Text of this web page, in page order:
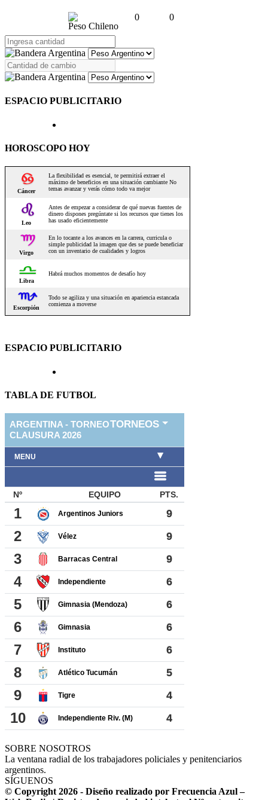
Peso Chileno
0 0
ESPACIO PUBLICITARIO
HOROSCOPO HOY
ESPACIO PUBLICITARIO
TABLA DE FUTBOL
SOBRE NOSOTROS
La ventana radial de los trabajadores policiales y penitenciarios
argentinos.
SÍGUENOS
© Copyright 2026 - Diseño realizado por Frecuencia Azul –